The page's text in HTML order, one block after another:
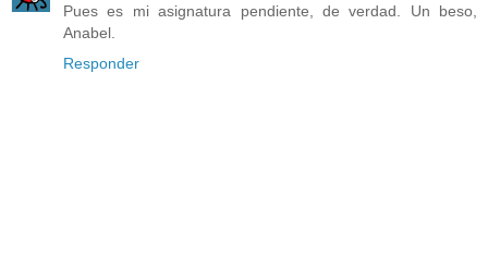
Pues es mi asignatura pendiente, de verdad. Un beso,
Anabel.
Responder